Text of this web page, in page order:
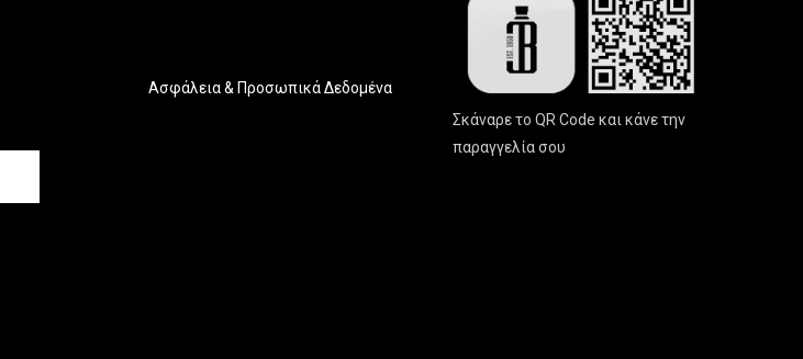
Ασφάλεια & Προσωπικά Δεδομένα
Σκάναρε το QR Code και κάνε την
παραγγελία σου